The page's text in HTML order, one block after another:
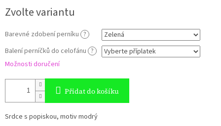
cena:
Zvolte variantu
Barevné zdobení perníku ?
Balení perníčků do celofánu ?
Možnosti doručení
Přidat do košíku
Srdce s popiskou, motiv modrý